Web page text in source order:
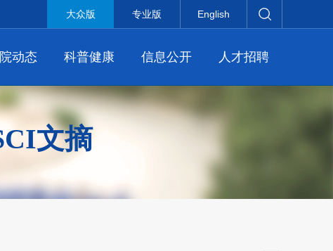
大众版 专业版 English
动态 科普健康 信息公开 人才招聘
文摘